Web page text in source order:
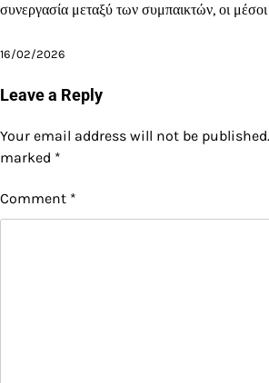
συνεργασία μεταξύ των συμπαικτών, οι
16/02/2026
Leave a Reply
Your email address will not be published.
marked *
Comment *